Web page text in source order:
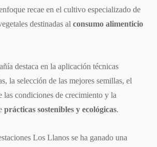
recae en el cultivo especializado de
destinadas al consumo alimenticio
destaca en la aplicación técnicas
la selección de las mejores semillas, el
las condiciones de crecimiento y la
prácticas sostenibles y ecológicas.
Los Llanos se ha ganado una